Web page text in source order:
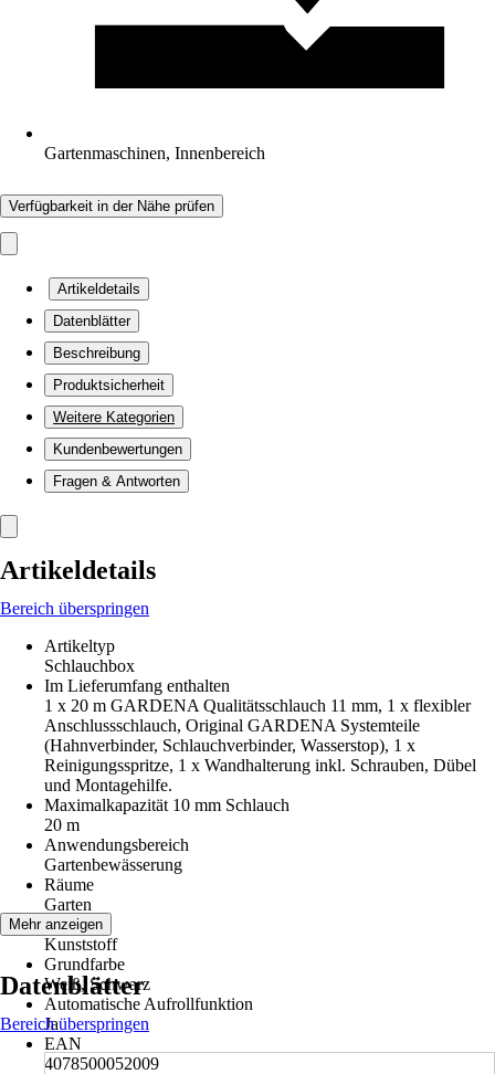
Gartenmaschinen, Innenbereich
Verfügbarkeit in der Nähe prüfen
Artikeldetails
Datenblätter
Beschreibung
Produktsicherheit
Weitere Kategorien
Kundenbewertungen
Fragen & Antworten
Artikeldetails
Bereich überspringen
Artikeltyp
Schlauchbox
Im Lieferumfang enthalten
1 x 20 m GARDENA Qualitätsschlauch 11 mm, 1 x flexibler
Anschlussschlauch, Original GARDENA Systemteile
(Hahnverbinder, Schlauchverbinder, Wasserstop), 1 x
Reinigungsspritze, 1 x Wandhalterung inkl. Schrauben, Dübel
und Montagehilfe.
Maximalkapazität 10 mm Schlauch
20 m
Anwendungsbereich
Gartenbewässerung
Räume
Garten
Material
Kunststoff
Grundfarbe
Weiß, Schwarz
Automatische Aufrollfunktion
Ja
EAN
4078500052009
Mehr anzeigen
Datenblätter
Bereich überspringen